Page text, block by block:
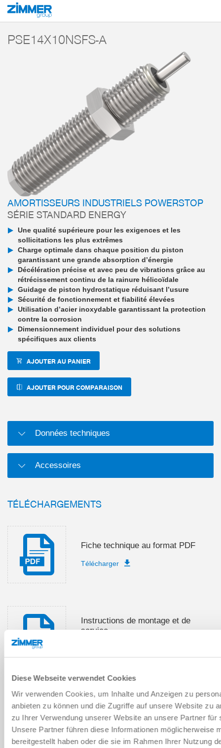
Diese Webseite verwendet Cookies
Wir verwenden Cookies, um Inhalte und Anzeigen zu
anbieten zu können und die Zugriffe auf unsere Website zu
zu Ihrer Verwendung unserer Website an unsere Partner
Unsere Partner führen diese Informationen möglicherweise
bereitgestellt haben oder die sie im Rahmen Ihrer Nutzung
Démarrage Produits
PSE14X10NSFS-A
AMORTISSEURS INDUSTRIELS POWERSTOP
SÉRIE STANDARD ENERGY
Une qualité supérieure pour les exigences et les
sollicitations les plus extrêmes
Charge optimale dans chaque position du piston
garantissant une grande absorption d’énergie
Décélération précise et avec peu de vibrations grâce au
rétrécissement continu de la rainure hélicoïdale
Guidage de piston hydrostatique réduisant l’usure
Sécurité de fonctionnement et fiabilité élevées
Utilisation d’acier inoxydable garantissant la protection
contre la corrosion
Dimensionnement individuel pour des solutions
spécifiques aux clients
AJOUTER AU PANIER
AJOUTER POUR COMPARAISON
Données techniques
Accessoires
TÉLÉCHARGEMENTS
Fiche technique au format PDF
Télécharger
Instructions de montage et de
service
Télécharger les données de CAO
Télécharger